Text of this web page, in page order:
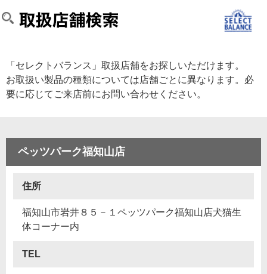
「セレクトバランス」取扱店舗をお探しいただけます。
お取扱い製品の種類については店舗ごとに異なります。必
要に応じてご来店前にお問い合わせください。
ペッツパーク福知山店
住所
福知山市岩井８５－１ペッツパーク福知山店犬猫生
体コーナー内
TEL